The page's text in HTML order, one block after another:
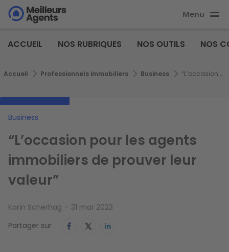
Aller
au
principal
Aller au
principal
Menu
Agents
ACCUEIL NOS RUBRIQUES NOS OUTILS NOS
Fil d'Ariane
Accueil Professionnels immobiliers Business “L’occasion pour les agents immobiliers de prouver leur valeur”
Business
“L’occasion pour les agents
immobiliers de prouver leur
valeur”
Karin Scherhag
31 mar 2023
Partager sur